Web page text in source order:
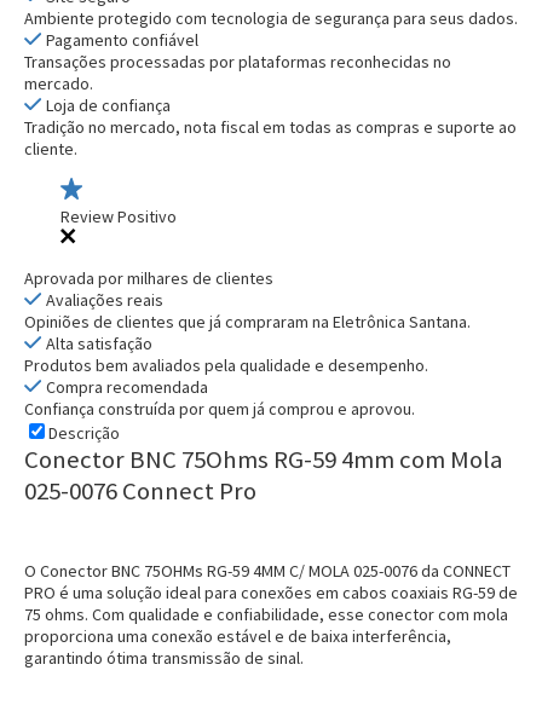
Ambiente protegido com tecnologia de segurança para seus dados.
Pagamento confiável
Transações processadas por plataformas reconhecidas no
mercado.
Loja de confiança
Tradição no mercado, nota fiscal em todas as compras e suporte ao
cliente.
Review Positivo
Aprovada por milhares de clientes
Avaliações reais
Opiniões de clientes que já compraram na Eletrônica Santana.
Alta satisfação
Produtos bem avaliados pela qualidade e desempenho.
Compra recomendada
Confiança construída por quem já comprou e aprovou.
Descrição
Conector BNC 75Ohms RG-59 4mm com Mola
025-0076 Connect Pro
O Conector BNC 75OHMs RG-59 4MM C/ MOLA 025-0076 da CONNECT
PRO é uma solução ideal para conexões em cabos coaxiais RG-59 de
75 ohms. Com qualidade e confiabilidade, esse conector com mola
proporciona uma conexão estável e de baixa interferência,
garantindo ótima transmissão de sinal.